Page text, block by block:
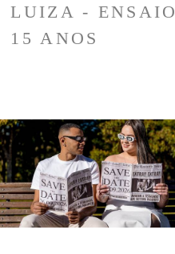
LUIZA - ENSAIO
15 ANOS